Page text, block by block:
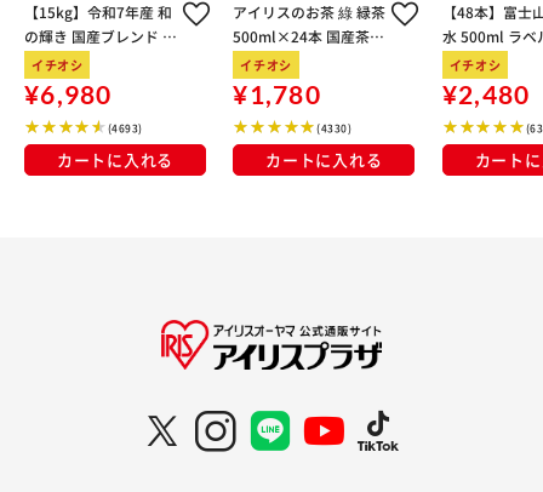
【15kg】令和7年産 和
の輝き 国産ブレンド 5
kg×3袋
イチオシ
¥6,980
(4693)
カートに入れる
アイリスのお茶 綠 緑茶
500ml×24本 国産茶葉
100％使用
イチオシ
¥1,780
(4330)
カートに入れる
【48本】富士
水 500ml ラベ
イチオシ
¥2,480
カート